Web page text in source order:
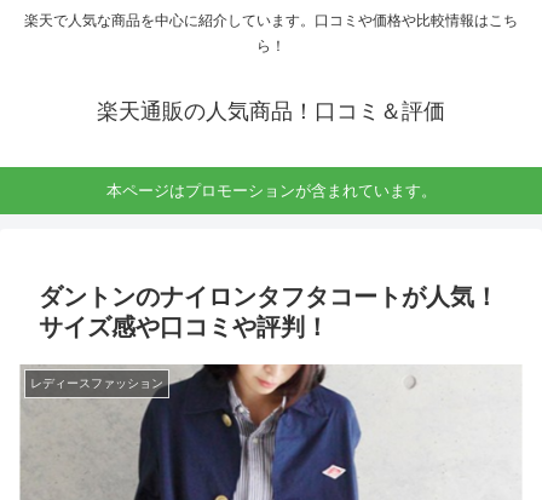
楽天で人気な商品を中心に紹介しています。口コミや価格や比較情報はこち
ら！
楽天通販の人気商品！口コミ＆評価
本ページはプロモーションが含まれています。
ダントンのナイロンタフタコートが人気！
サイズ感や口コミや評判！
レディースファッション